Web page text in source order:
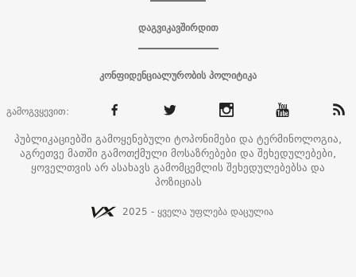
დაგვიკავშირდით
კონფიდენციალურობის პოლიტიკა
გამოგვყევით:
პუბლიკაციებში გამოყენებული ტოპონიმები და ტერმინოლოგია,
აგრეთვე მათში გამოთქმული მოსაზრებები და შეხედულებები,
ყოველთვის არ ასახავს გამომცემლის შეხედულებებსა და
პოზიციას
2025 - ყველა უფლება დაცულია